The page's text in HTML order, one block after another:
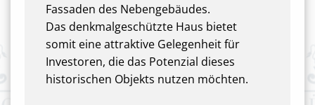
Fassaden des Nebengebäudes.
Das denkmalgeschützte Haus bietet
somit eine attraktive Gelegenheit für
Investoren, die das Potenzial dieses
historischen Objekts nutzen möchten.